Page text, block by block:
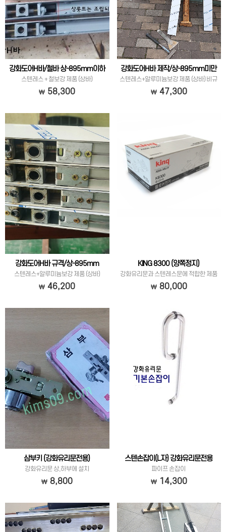
강화도어H바/철바 상-895mm이하
스텐레스 + 철보강 제품 (상바)
58,300
강화도어H바 제작/상-895mm미만
스텐레스+알루미늄보강 제품 (상바) 비규
격
47,300
강화도어H바 규격/상-895mm
스텐레스+알루미늄보강 제품 (상바)
46,200
KING 8300 (양쪽정지)
강화유리문과 스텐레스문에 적합한 제품
입니다.
80,000
삼부키 (강화유리문전용)
강화유리문 상,하부에 설치
8,800
스텐손잡이(L자) 강화유리문전용
파이프 손잡이
14,300